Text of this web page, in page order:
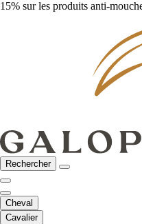
15% sur les produits anti-
Rechercher
Cheval
Cavalier